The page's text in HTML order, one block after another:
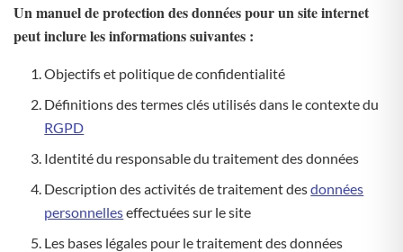
Un manuel de protection des données pour un site internet
peut inclure les informations suivantes :
Objectifs et politique de confidentialité
Définitions des termes clés utilisés dans le contexte du
RGPD
Identité du responsable du traitement des données
Description des activités de traitement desdonnées
personnelleseffectuées sur le site
Les bases légales pour le traitement des données